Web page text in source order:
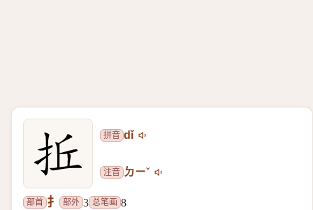
拼音 dǐ
注音 ㄉㄧˇ
部首 扌 部外 3 总笔画 8